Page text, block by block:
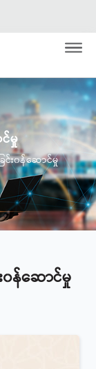
မှု
င်း၀န်ဆောင်မှု
န်ဆောင်မှု